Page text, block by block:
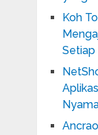
Koh
Setiap